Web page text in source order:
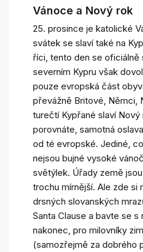
Vánoce a Nový rok
25. prosince je katolické
svátek se slaví také na
říci, tento den se oficiálně
severním Kypru však
pouze evropská část
převážně Britové, Němci,
turečtí Kypřané slaví Nový
porovnáte, samotná
od té evropské. Jediné,
nejsou bujné vysoké
světýlek. Úřady země
trochu mírnější. Ale zde
drsných slovanských
Santa Clause a bavte se s
nakonec, pro milovníky
(samozřejmě za dobrého